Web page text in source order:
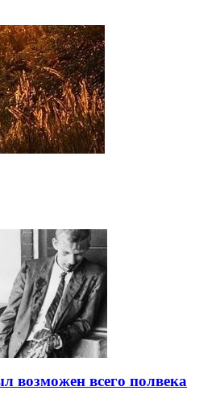
возможен всего полвека